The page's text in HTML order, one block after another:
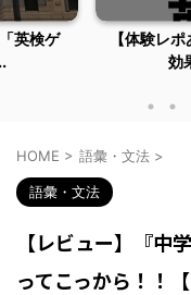
英検ゲ
【体験レ
効
HOME > 語彙・文法 >
語彙・文法
【レビュー】『中
ってこっから！！